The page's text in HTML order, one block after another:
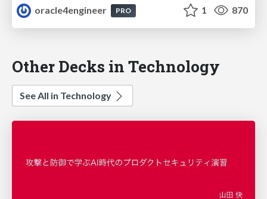
oracle4engineer
PRO 1 870
Other Decks in Technology
See All in Technology